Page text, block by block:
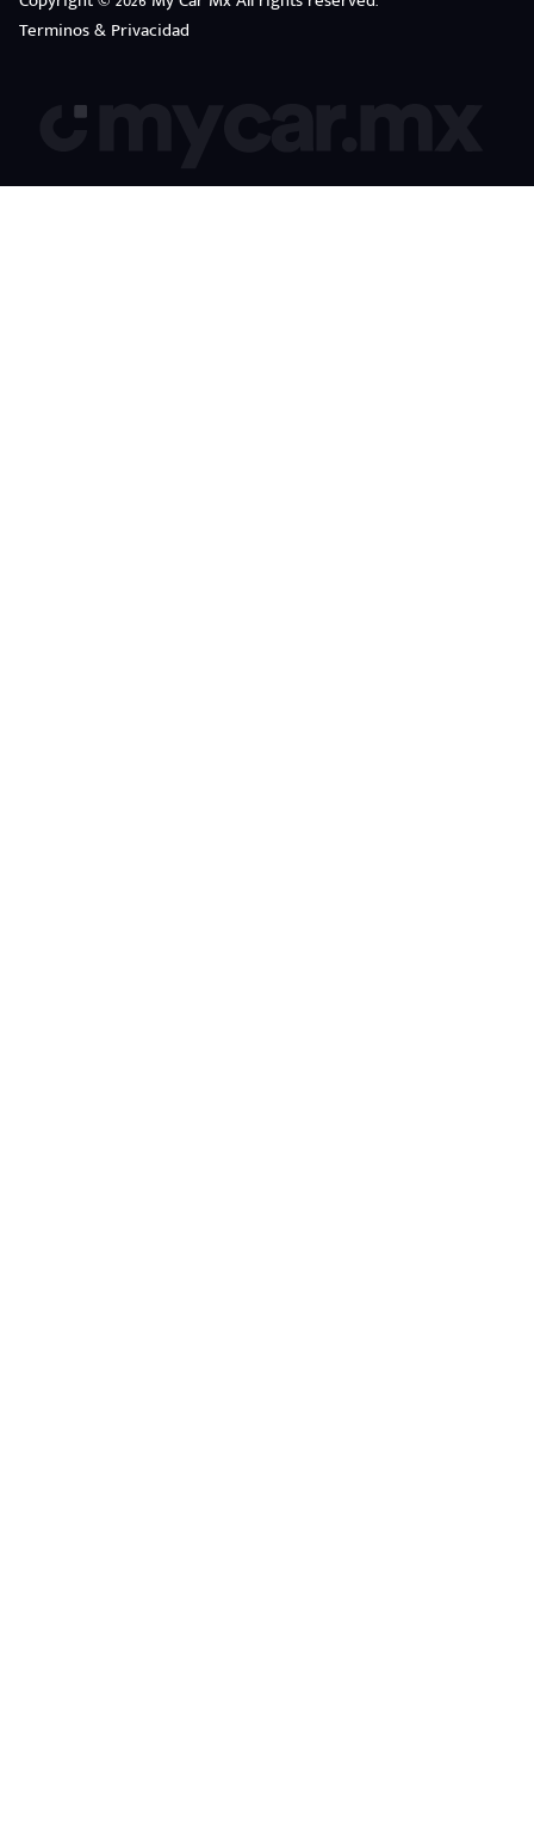
Terminos & Privacidad